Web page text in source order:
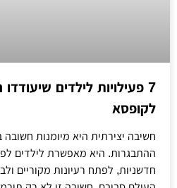
7 פעילויות לילדים
לקופסא
חשיבה יצירתית היא מיומנות חשובה
ההתבגרות. היא מאפשרת לילדים
חדשניות, לפתח רעיונות מקוריים